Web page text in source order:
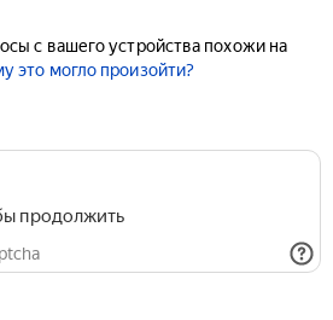
с вашего устройства похожи на
это могло произойти?
продолжить